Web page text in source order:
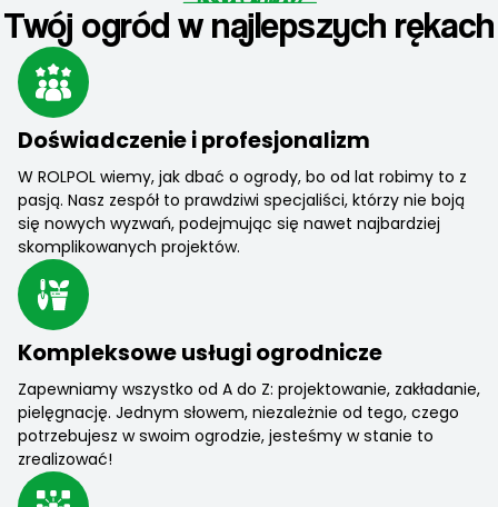
Twój ogród w najlepszych rękach
Doświadczenie i profesjonalizm
W ROLPOL wiemy, jak dbać o ogrody, bo od lat robimy to z
pasją. Nasz zespół to prawdziwi specjaliści, którzy nie boją
się nowych wyzwań, podejmując się nawet najbardziej
skomplikowanych projektów.
Kompleksowe usługi ogrodnicze
Zapewniamy wszystko od A do Z: projektowanie, zakładanie,
pielęgnację. Jednym słowem, niezależnie od tego, czego
potrzebujesz w swoim ogrodzie, jesteśmy w stanie to
zrealizować!